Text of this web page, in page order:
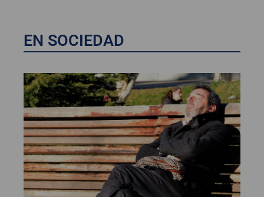
EN SOCIEDAD